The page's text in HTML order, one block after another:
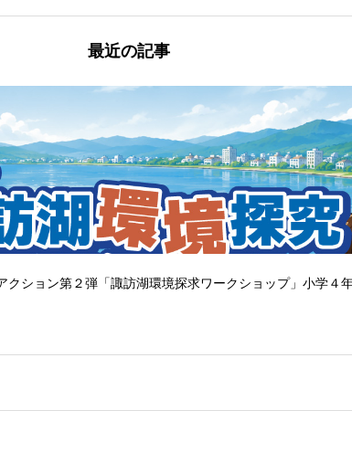
最近の記事
クション第２弾「諏訪湖環境探求ワークショップ」小学４